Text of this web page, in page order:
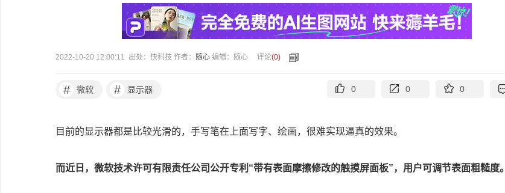
2022-10-20 12:00:11 出处：快科技 作者： 随心 编辑：随心 评论(0)
# 微软 # 显示器 0 0 0
目前的显示器都是比较光滑的，手写笔在上面写字、绘画，很难实现逼真的效果。
而近日，微软技术许可有限责任公司公开专利“带有表面摩擦修改的触摸屏面板”，用户可调节表面粗糙度。